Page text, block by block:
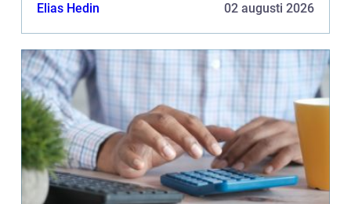
Elias Hedin 02 augusti 2026